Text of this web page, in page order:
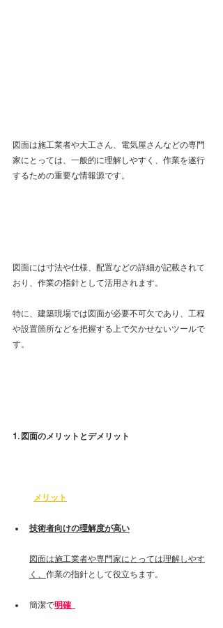
図面は施工業者や大工さん、電気屋さんなどの専門
家にとっては、一般的に理解しやすく、作業を遂行
するための重要な情報源です。
図面には寸法や仕様、配置などの詳細が記載されて
おり、作業の指針として活用されます。
特に、建築現場では図面が必要不可欠であり、工程
や設置箇所などを把握する上で欠かせないツールで
す。
1. 図面のメリットとデメリット
メリット
技術者向けの理解度が高い
図面は施工業者や専門家にとっては理解しやす
く、 作業の指針として役立ちます。
簡潔で明確